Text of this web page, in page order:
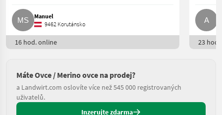
Manuel
9462 Korutánsko
16 hod. online 23
Máte Ovce / Merino ovce na prodej?
a Landwirt.com oslovíte více než 545 000 registrovaných
uživatelů.
Inzerujte zdarma